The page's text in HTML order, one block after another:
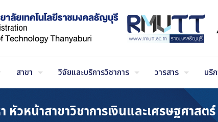
สาขา วิจัยและบริการวิชาการ วารสาร บริ
หัวหน้าสาขาวิชาการเงินและเศรษฐศาส